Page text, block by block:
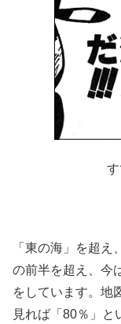
「東の海」を超え
の前半を超え、今
をしています。地
見れば「80％」と